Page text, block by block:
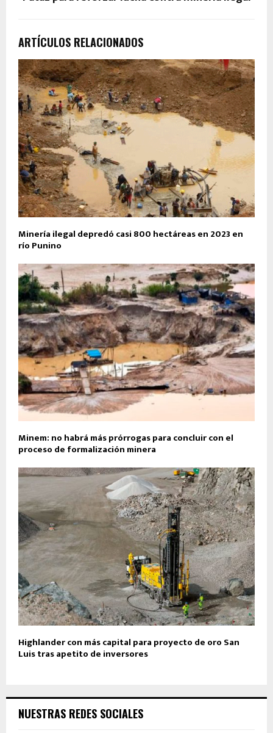
ARTÍCULOS RELACIONADOS
Minería ilegal depredó casi 800 hectáreas en 2023 en
río Punino
Minem: no habrá más prórrogas para concluir con el
proceso de formalización minera
Highlander con más capital para proyecto de oro San
Luis tras apetito de inversores
NUESTRAS REDES SOCIALES